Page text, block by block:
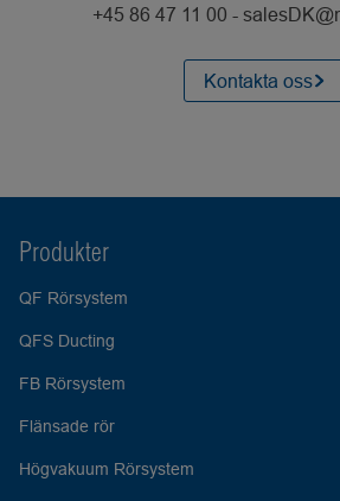
+45 86 47 11 00 -
Kontakta oss
Produkter
QF Rörsystem
QFS Ducting
FB Rörsystem
Flänsade rör
Högvakuum Rörsystem